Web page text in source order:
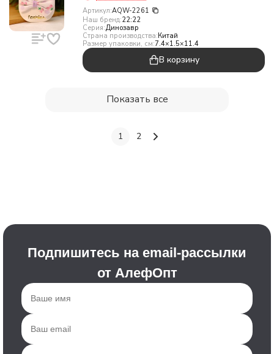
Артикул:AQW-2261
Наш бренд:22:22
Серия:Динозавр
Страна производства:Китай
Размер упаковки, см:7.4×1.5×11.4
В корзину
Показать все
1 2
Подпишитесь на email-рассылки
от АлефОпт